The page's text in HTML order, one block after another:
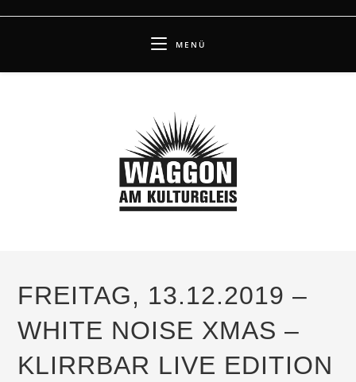
MENÜ
FREITAG, 13.12.2019 –
WHITE NOISE XMAS –
KLIRRBAR LIVE EDITION